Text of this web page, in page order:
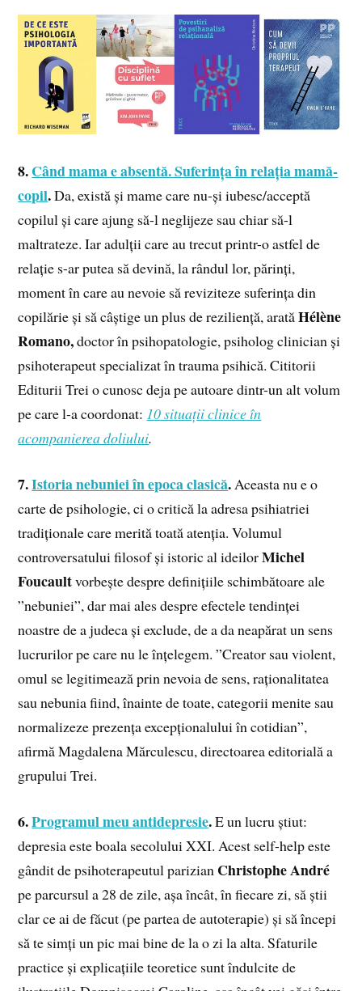
8.Când mama e absentă. Suferința în relația mamă-
copil.Da, există și mame care nu-și iubesc/acceptă
copilul și care ajung să-l neglijeze sau chiar să-l
maltrateze. Iar adulții care au trecut printr-o astfel de
relație s-ar putea să devină, la rândul lor, părinți,
moment în care au nevoie să reviziteze suferința din
copilărie și să câștige un plus de reziliență, aratăHélène
Romano,doctor în psihopatologie, psiholog clinician și
psihoterapeut specializat în trauma psihică. Cititorii
Editurii Trei o cunosc deja pe autoare dintr-un alt volum
pe care l-a coordonat: 10 situații clinice în
acompanierea doliului.
7.Istoria nebuniei în epoca clasică.Aceasta nu e o
carte de psihologie, ci o critică la adresa psihiatriei
tradiționale care merită toată atenția. Volumul
controversatului filosof și istoric al ideilorMichel
Foucaultvorbește despre definițiile schimbătoare ale
”nebuniei”, dar mai ales despre efectele tendinței
noastre de a judeca și exclude, de a da neapărat un sens
lucrurilor pe care nu le înțelegem. ”Creator sau violent,
omul se legitimează prin nevoia de sens, raționalitatea
sau nebunia fiind, înainte de toate, categorii menite sau
normalizeze prezența excepționalului în cotidian”,
afirmă Magdalena Mărculescu, directoarea editorială a
grupului Trei.
6.Programul meu antidepresie.E un lucru știut:
depresia este boala secolului XXI. Acest self-help este
gândit de psihoterapeutul parizian Christophe André
pe parcursul a 28 de zile, așa încât, în fiecare zi, să știi
clar ce ai de făcut (pe partea de autoterapie) și să începi
să te simți un pic mai bine de la o zi la alta. Sfaturile
practice și explicațiile teoretice sunt îndulcite de